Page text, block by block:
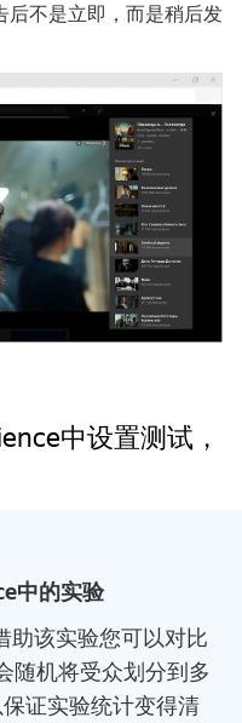
后不是立即，而是稍后发
中设置测试，
中的实验
助该实验您可以对比
随机将受众划分到多
证实验统计变得清